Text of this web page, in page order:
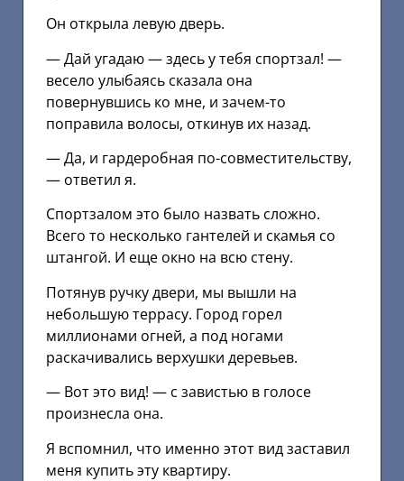
Он открыла левую дверь.
— Дай угадаю — здесь у тебя спортзал! —
весело улыбаясь сказала она
повернувшись ко мне, и зачем-то
поправила волосы, откинув их назад.
— Да, и гардеробная по-совместительству,
— ответил я.
Спортзалом это было назвать сложно.
Всего то несколько гантелей и скамья со
штангой. И еще окно на всю стену.
Потянув ручку двери, мы вышли на
небольшую террасу. Город горел
миллионами огней, а под ногами
раскачивались верхушки деревьев.
— Вот это вид! — с завистью в голосе
произнесла она.
Я вспомнил, что именно этот вид заставил
меня купить эту квартиру.